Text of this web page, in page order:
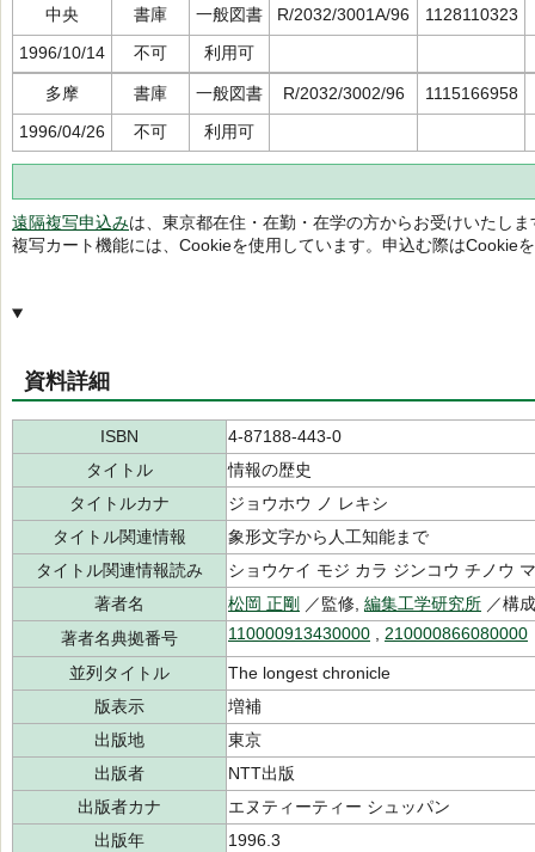
中央
書庫 一般図書 R/2032/3001A/96
1128110323
1996/10/14
不可 利用可
多摩 書庫 一般図書 R/2032/3002/96
1115166958
1996/04/26
不可 利用可
遠隔複写申込みは、東京都在住・在勤・在学の方からお受けいたしま
複写カート機能には、Cookieを使用しています。申込む際はCookie
資料詳細
ISBN
4-87188-443-0
タイトル
情報の歴史
タイトルカナ
ジョウホウ ノ レキシ
タイトル関連情報
象形文字から人工知能まで
タイトル関連情報読み
ショウケイ モジ カラ ジンコウ チノウ
著者名
松岡 正剛 ／監修, 編集工学研究所 ／構成
著者名典拠番号
110000913430000 210000866080000
並列タイトル
The longest chronicle
版表示
増補
出版地
東京
出版者
NTT出版
出版者カナ
エヌティーティー シュッパン
出版年
1996.3